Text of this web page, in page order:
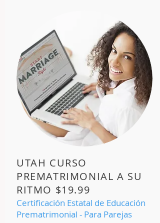
UTAH CURSO
PREMATRIMONIAL A SU
RITMO $19.99
Certificación Estatal de Educación
Prematrimonial - Para Parejas